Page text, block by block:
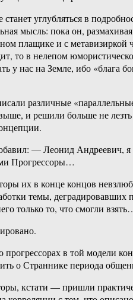
углубляться в
мысль: пока он,
плащике и с
то в нелепом
у нас на Земле, ибо
различные
и решили больше не лезть
— Леонид Андреевич,
Прогрессоры…
их в конце концов
темы,
только то, что смогли
в той модели
о Страннике периода
кстати — пришли